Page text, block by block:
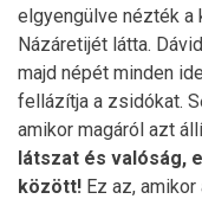
elgyengülve nézték a
Názáretijét látta.
majd népét minden
fellázítja a zsidókat.
amikor magáról azt
látszat és valóság,
között! Ez az,